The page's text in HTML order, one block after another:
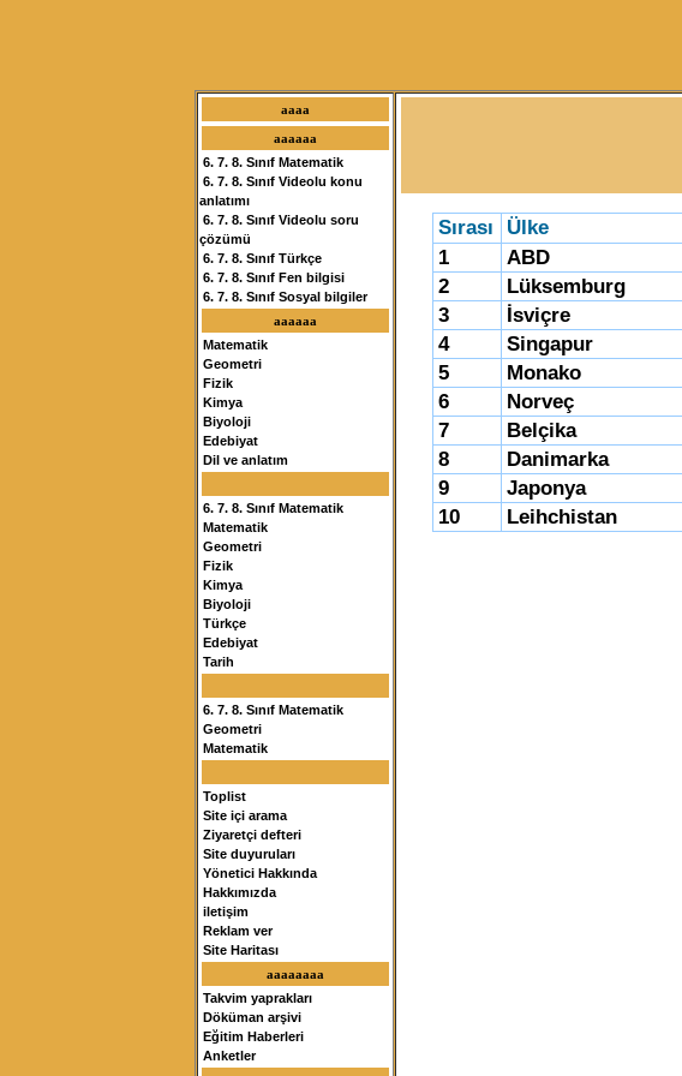
aaaa
aaaaaa
6. 7. 8. Sınıf Matematik
6. 7. 8. Sınıf Videolu konu
anlatımı
6. 7. 8. Sınıf Videolu soru
çözümü
6. 7. 8. Sınıf Türkçe
6. 7. 8. Sınıf Fen bilgisi
6. 7. 8. Sınıf Sosyal bilgiler
aaaaaa
Matematik
Geometri
Fizik
Kimya
Biyoloji
Edebiyat
Dil ve anlatım
6. 7. 8. Sınıf Matematik
Matematik
Geometri
Fizik
Kimya
Biyoloji
Türkçe
Edebiyat
Tarih
6. 7. 8. Sınıf Matematik
Geometri
Matematik
Toplist
Site içi arama
Ziyaretçi defteri
Site duyuruları
Yönetici Hakkında
Hakkımızda
iletişim
Reklam ver
Site Haritası
aaaaaaaa
Takvim yaprakları
Döküman arşivi
Eğitim Haberleri
Anketler
Sırası Ülke
1 ABD
2
Lüksemburg
3
İsviçre
4
Singapur
5
Monako
6
Norveç
7
Belçika
8
Danimarka
9
Japonya
10
Leihchistan